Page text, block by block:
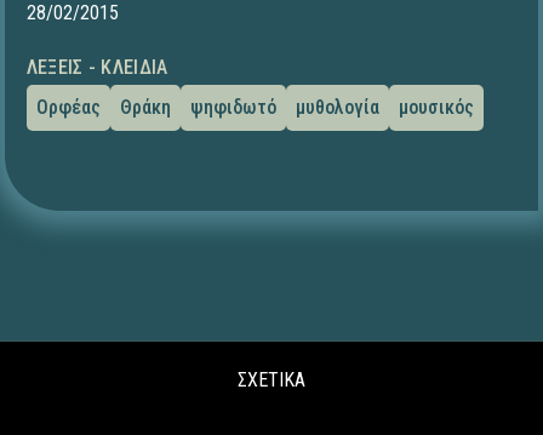
28/02/2015
ΛΈΞΕΙΣ - ΚΛΕΙΔΙΆ
Ορφέας
Θράκη ψηφιδωτό μυθολογία μουσικός
ΣΧΕΤΙΚΑ